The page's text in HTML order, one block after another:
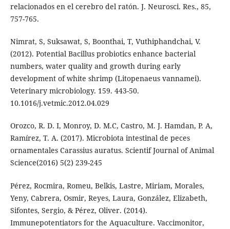
relacionados en el cerebro del ratón. J. Neurosci. Res., 85,
757-765.
Nimrat, S, Suksawat, S, Boonthai, T, Vuthiphandchai, V.
(2012). Potential Bacillus probiotics enhance bacterial
numbers, water quality and growth during early
development of white shrimp (Litopenaeus vannamei).
Veterinary microbiology. 159. 443-50.
10.1016/j.vetmic.2012.04.029
Orozco, R. D. I, Monroy, D. M.C, Castro, M. J. Hamdan, P. A,
Ramírez, T. A. (2017). Microbiota intestinal de peces
ornamentales Carassius auratus. Scientif Journal of Animal
Science(2016) 5(2) 239-245
Pérez, Rocmira, Romeu, Belkis, Lastre, Miriam, Morales,
Yeny, Cabrera, Osmir, Reyes, Laura, González, Elizabeth,
Sifontes, Sergio, & Pérez, Oliver. (2014).
Immunepotentiators for the Aquaculture. Vaccimonitor,